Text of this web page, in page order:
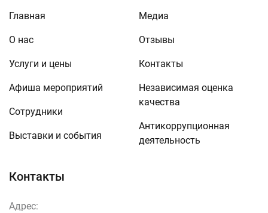
Контакты
Адрес:
Главная
О нас
Услуги и цены
Афиша мероприятий
Сотрудники
Выставки и события
Медиа
Отзывы
Контакты
Независимая оценка
качества
Антикоррупционная
деятельность